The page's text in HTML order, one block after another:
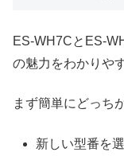
ES-WH7CとES-
の魅力をわかりや
まず簡単にどっち
新しい型番を